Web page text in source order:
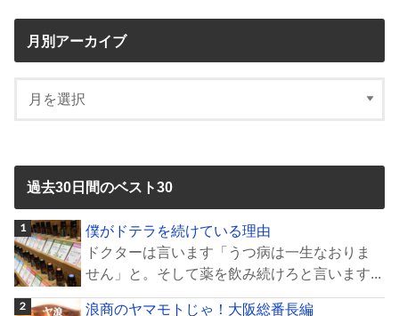
月別アーカイブ
過去30日間のベスト30
僕がドテラを続けている理由
ドクターは言います「うつ病は一生なおりま
せん」と。そして薬を飲み続けろと言います...
浪商のヤマモトじゃ！大阪総番長編